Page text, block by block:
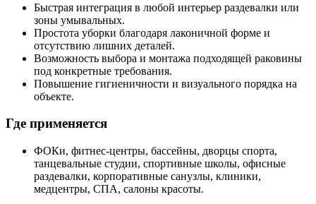
Быстрая интеграция в любой интерьер раздевалки или
зоны умывальных.
Простота уборки благодаря лаконичной форме и
отсутствию лишних деталей.
Возможность выбора и монтажа подходящей раковины
под конкретные требования.
Повышение гигиеничности и визуального порядка на
объекте.
Где применяется
ФОКи, фитнес-центры, бассейны, дворцы спорта,
танцевальные студии, спортивные школы, офисные
раздевалки, корпоративные санузлы, клиники,
медцентры, СПА, салоны красоты.